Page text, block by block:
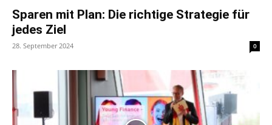
Sparen mit Plan: Die richtige Strategie für
jedes Ziel
28. September 2024 0